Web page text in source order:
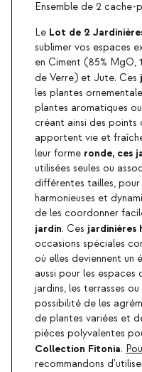
Ensemble de 2 cache-
Le Lot de 2
sublimer vos espaces
en Ciment (85% MgO,
de Verre) et Jute. Ces
les plantes
plantes aromatiques
créant ainsi des
apportent vie et
leur forme ronde, ces
utilisées seules ou
différentes tailles,
harmonieuses et
de les coordonner
jardin. Ces jardinières
occasions spéciales
où elles deviennent un
aussi pour les
jardins, les terrasses
possibilité de les
de plantes variées et
pièces polyvalentes
Collection Fitonia.
recommandons